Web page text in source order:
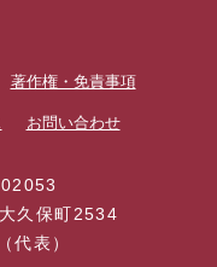
著作権・免責事項
お問い合わせ
久保町2534
代表）